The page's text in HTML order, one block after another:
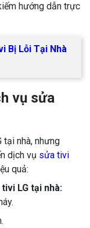
hướng dẫn trực
Bị Lỗi Tại Nhà
vụ sửa
tại nhà, nhưng
dịch vụ sửa tivi
quả:
LG tại nhà: